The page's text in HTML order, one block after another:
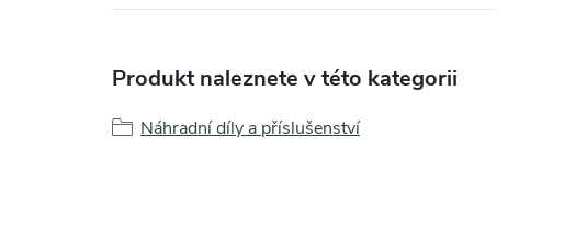
Produkt naleznete v této kategorii
Náhradní díly a příslušenství